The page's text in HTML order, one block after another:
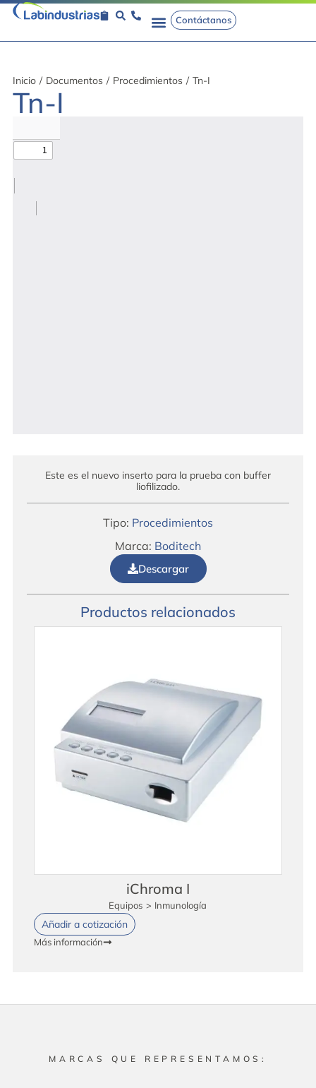
Contáctanos
Inicio / Documentos / Procedimientos / Tn-I
Tn-I
Este es el nuevo inserto para la prueba con buffer
liofilizado.
Tipo: Procedimientos
Marca: Boditech
Descargar
Productos relacionados
iChroma I
Equipos > Inmunología
Añadir a cotización
Más información
MARCAS QUE REPRESENTAMOS: